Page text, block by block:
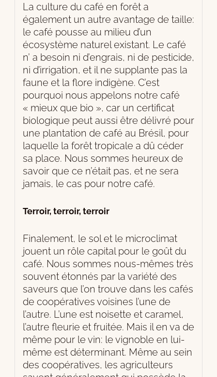
La culture du café en forêt a
également un autre avantage de taille:
le café pousse au milieu d’un
écosystème naturel existant. Le café
n’ a besoin ni d’engrais, ni de pesticide,
ni d’irrigation, et il ne supplante pas la
faune et la flore indigène. C’est
pourquoi nous appelons notre café
« mieux que bio », car un certificat
biologique peut aussi être délivré pour
une plantation de café au Brésil, pour
laquelle la forêt tropicale a dû céder
sa place. Nous sommes heureux de
savoir que ce n’était pas, et ne sera
jamais, le cas pour notre café.
Terroir, terroir, terroir
Finalement, le sol et le microclimat
jouent un rôle capital pour le goût du
café. Nous sommes nous-mêmes très
souvent étonnés par la variété des
saveurs que l’on trouve dans les cafés
de coopératives voisines l’une de
l’autre. L’une est noisette et caramel,
l’autre fleurie et fruitée. Mais il en va de
même pour le vin: le vignoble en lui-
même est déterminant. Même au sein
des coopératives, les agriculteurs